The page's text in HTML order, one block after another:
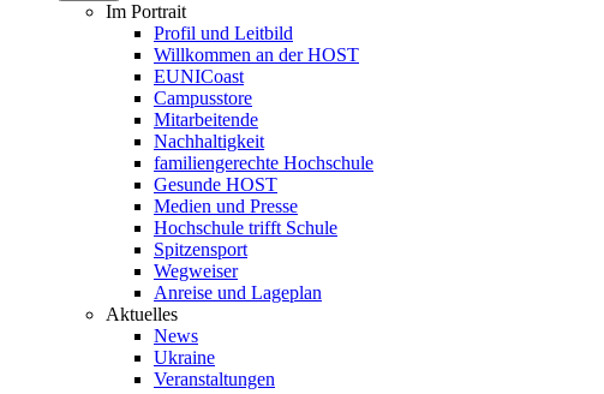
Im Portrait
Profil und Leitbild
Willkommen an der HOST
EUNICoast
Campusstore
Mitarbeitende
Nachhaltigkeit
familiengerechte Hochschule
Gesunde HOST
Medien und Presse
Hochschule trifft Schule
Spitzensport
Wegweiser
Anreise und Lageplan
Aktuelles
News
Ukraine
Veranstaltungen